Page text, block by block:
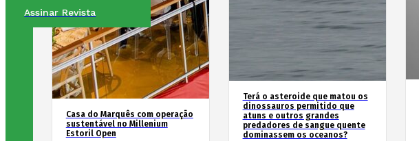
Assinar Revista
Casa do Marquês com operação
sustentável no Millenium
Estoril Open
Terá o asteroide que matou os
dinossauros permitido que
atuns e outros grandes
predadores de sangue quente
dominassem os oceanos?